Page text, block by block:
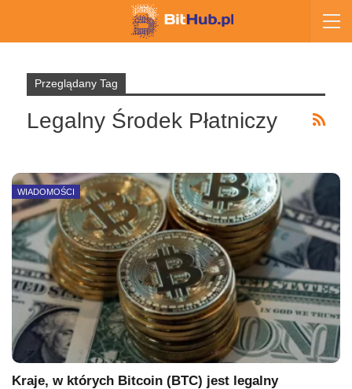
Przeglądany Tag
Legalny Środek Płatniczy
WIADOMOŚCI
Kraje, w których Bitcoin (BTC) jest legalny